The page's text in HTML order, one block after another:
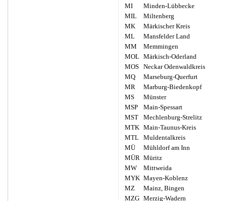
MI
Minden-Lübbecke
MIL
Miltenberg
MK
Märkischer Kreis
ML
Mansfelder Land
MM
Memmingen
MOL Märkisch-Oderland
MOS Neckar Odenwaldkreis
MQ
Marseburg-Querfurt
MR
Marburg-Biedenkopf
MS
Münster
MSP
Main-Spessart
MST
Mechlenburg-Strelitz
MTK Main-Taunus-Kreis
MTL Muldentalkreis
MÜ
Mühldorf am Inn
MÜR Müritz
MW
Mittweida
MYK Mayen-Koblenz
MZ
Mainz, Bingen
MZG Merzig-Wadern